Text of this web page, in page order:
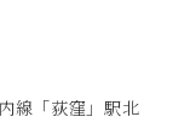
線「荻窪」駅北